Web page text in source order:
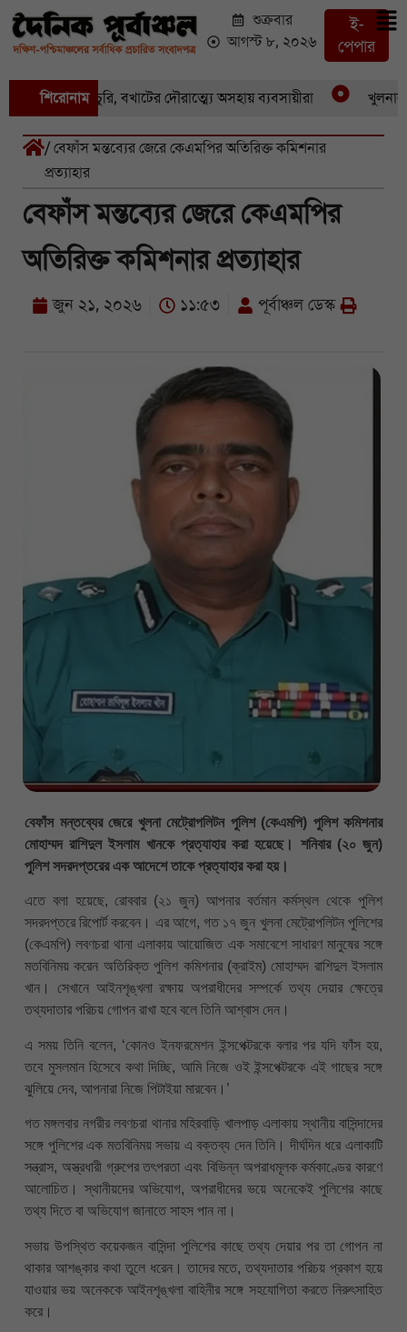
শুক্রবার
আগস্ট ৮, ২০২৬
ই-
পেপার
শিরোনাম
পর একচুরি, বখাটের দৌরাত্ম্যে অসহায় ব্যবসায়ীরা খুলনার
/ বেফাঁস মন্তব্যের জেরে কেএমপির অতিরিক্ত কমিশনার
প্রত্যাহার
বেফাঁস মন্তব্যের জেরে কেএমপির
অতিরিক্ত কমিশনার প্রত্যাহার
জুন ২১, ২০২৬ ১১:৫৩ পূর্বাঞ্চল ডেস্ক
বেফাঁস মন্তব্যের জেরে খুলনা মেট্রোপলিটন পুলিশ (কেএমপি) পুলিশ কমিশনার
মোহাম্মদ রাশিদুল ইসলাম খানকে প্রত্যাহার করা হয়েছে। শনিবার (২০ জুন)
পুলিশ সদরদপ্তরের এক আদেশে তাকে প্রত্যাহার করা হয়।
এতে বলা হয়েছে, রোববার (২১ জুন) আপনার বর্তমান কর্মস্থল থেকে পুলিশ
সদরদপ্তরে রিপোর্ট করবেন। এর আগে, গত ১৭ জুন খুলনা মেট্রোপলিটন পুলিশের
(কেএমপি) লবণচরা থানা এলাকায় আয়োজিত এক সমাবেশে সাধারণ মানুষের সঙ্গে
মতবিনিময় করেন অতিরিক্ত পুলিশ কমিশনার (ক্রাইম) মোহাম্মদ রাশিদুল ইসলাম
খান। সেখানে আইনশৃঙ্খলা রক্ষায় অপরাধীদের সম্পর্কে তথ্য দেয়ার ক্ষেত্রে
তথ্যদাতার পরিচয় গোপন রাখা হবে বলে তিনি আশ্বাস দেন।
এ সময় তিনি বলেন, ‘কোনও ইনফরমেশন ইন্সপেক্টরকে বলার পর যদি ফাঁস হয়,
তবে মুসলমান হিসেবে কথা দিচ্ছি, আমি নিজে ওই ইন্সপেক্টরকে এই গাছের সঙ্গে
ঝুলিয়ে দেব, আপনারা নিজে পিটাইয়া মারবেন।’
গত মঙ্গলবার নগরীর লবণচরা থানার মহিরবাড়ি খালপাড় এলাকায় স্থানীয় বাসিন্দাদের
সঙ্গে পুলিশের এক মতবিনিময় সভায় এ বক্তব্য দেন তিনি। দীর্ঘদিন ধরে এলাকাটি
সন্ত্রাস, অস্ত্রধারী গ্রুপের তৎপরতা এবং বিভিন্ন অপরাধমূলক কর্মকাণ্ডের কারণে
আলোচিত। স্থানীয়দের অভিযোগ, অপরাধীদের ভয়ে অনেকেই পুলিশের কাছে
তথ্য দিতে বা অভিযোগ জানাতে সাহস পান না।
সভায় উপস্থিত কয়েকজন বাসিন্দা পুলিশের কাছে তথ্য দেয়ার পর তা গোপন না
থাকার আশঙ্কার কথা তুলে ধরেন। তাদের মতে, তথ্যদাতার পরিচয় প্রকাশ হয়ে
যাওয়ার ভয় অনেককে আইনশৃঙ্খলা বাহিনীর সঙ্গে সহযোগিতা করতে নিরুৎসাহিত
করে।